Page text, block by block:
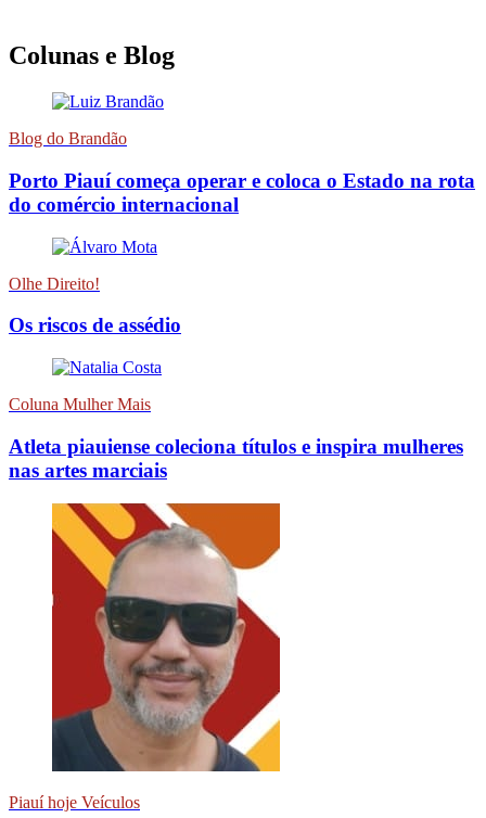
Colunas e Blog
Blog do Brandão
Porto Piauí começa operar e coloca o Estado na rota
do comércio internacional
Olhe Direito!
Os riscos de assédio
Coluna Mulher Mais
Atleta piauiense coleciona títulos e inspira mulheres
nas artes marciais
Piauí hoje Veículos